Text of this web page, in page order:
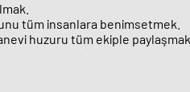
tüm insanlara benimsetmek.
huzuru tüm ekiple